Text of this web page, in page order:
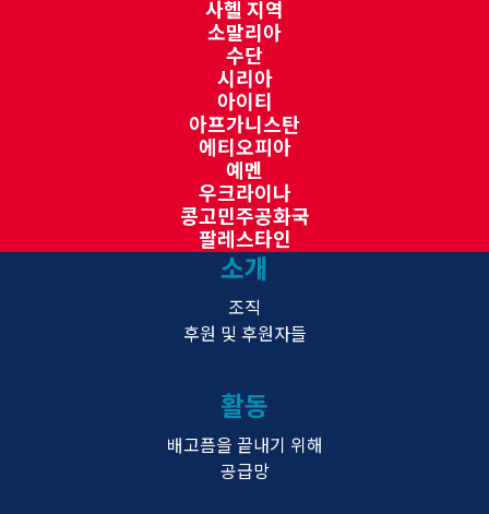
사헬 지역
소말리아
수단
시리아
아이티
아프가니스탄
에티오피아
예멘
우크라이나
콩고민주공화국
팔레스타인
소개
조직
후원 및 후원자들
활동
배고픔을 끝내기 위해
공급망